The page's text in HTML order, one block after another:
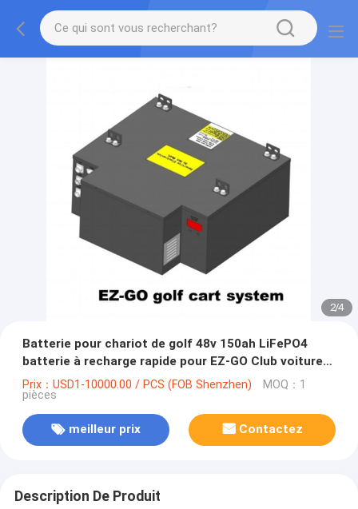
2/4
Batterie pour chariot de golf 48v 150ah LiFePO4
batterie à recharge rapide pour EZ-GO Club voiture
Yamaha Conversion
Prix：USD1-10000.00 / PCS (FOB Shenzhen) MOQ：1
pièces
meilleur prix Contactez
Description De Produit